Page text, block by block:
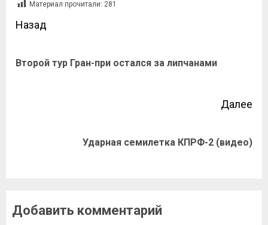
Материал прочитали: 281
Назад
Второй тур Гран-при остался за липчанами
Далее
Ударная семилетка КПРФ-2 (видео)
Добавить комментарий